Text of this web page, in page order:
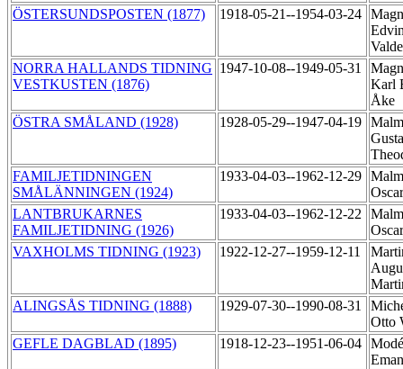
ÖSTERSUNDSPOSTEN (1877)
1918-05-21--1954-03-24
NORRA HALLANDS TIDNING
VESTKUSTEN (1876)
1947-10-08--1949-05-31
Karl
Åke
ÖSTRA SMÅLAND (1928)
1928-05-29--1947-04-19
FAMILJETIDNINGEN
SMÅLÄNNINGEN (1924)
1933-04-03--1962-12-29
LANTBRUKARNES
FAMILJETIDNING (1926)
1933-04-03--1962-12-22
VAXHOLMS TIDNING (1923)
1922-12-27--1959-12-11
ALINGSÅS TIDNING (1888)
1929-07-30--1990-08-31
Otto
GEFLE DAGBLAD (1895)
1918-12-23--1951-06-04